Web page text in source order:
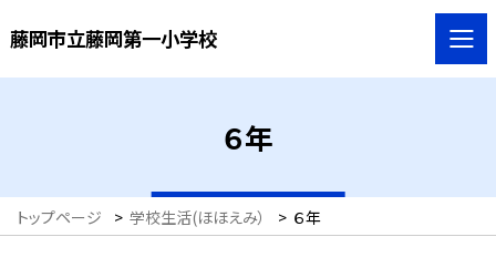
藤岡市立藤岡第一小学校
６年
トップページ > 学校生活(ほほえみ） > ６年